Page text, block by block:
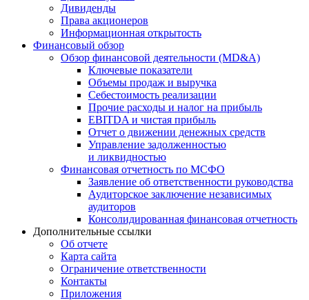
Дивиденды
Права акционеров
Информационная открытость
Финансовый обзор
Обзор финансовой деятельности (MD&A)
Ключевые показатели
Объемы продаж и выручка
Себестоимость реализации
Прочие расходы и налог на прибыль
EBITDA и чистая прибыль
Отчет о движении денежных средств
Управление задолженностью
и ликвидностью
Финансовая отчетность по МСФО
Заявление об ответственности руководства
Аудиторское заключение независимых
аудиторов
Консолидированная финансовая отчетность
Дополнительные ссылки
Об отчете
Карта сайта
Ограничение ответственности
Контакты
Приложения